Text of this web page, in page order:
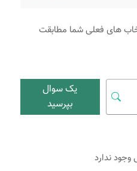
های فعلی شما مطابقت
یک سوال
بپرسید
وجود ندارد